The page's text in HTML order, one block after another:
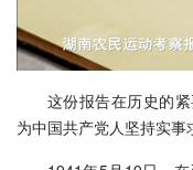
这份报告在历史的
为中国共产党人坚持实事